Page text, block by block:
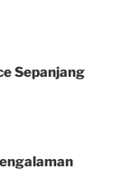
Sepanjang